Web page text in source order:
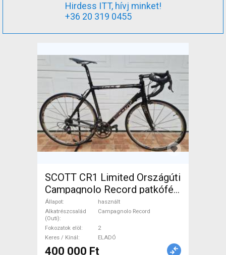
Hirdess ITT, hívj minket!
+36 20 319 0455
SCOTT CR1 Limited Országúti
Campagnolo Record patkófék
használt ELADÓ
Állapot
használt
Alkatrészcsalád
(Outi)
Campagnolo Record
Fokozatok elöl
2
Keres / Kínál
ELADÓ
400 000 Ft